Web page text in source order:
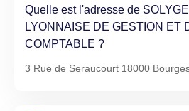
Quelle est l'adresse de
LYONNAISE DE GESTION ET
COMPTABLE ?
3 Rue de Seraucourt 18000